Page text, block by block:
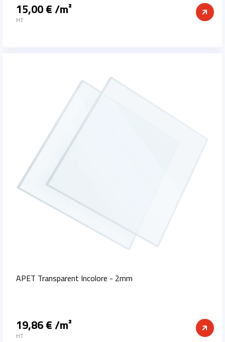
Prix
15,00 € /m²
HT
APET Transparent Incolore - 2mm
Prix
19,86 € /m²
HT